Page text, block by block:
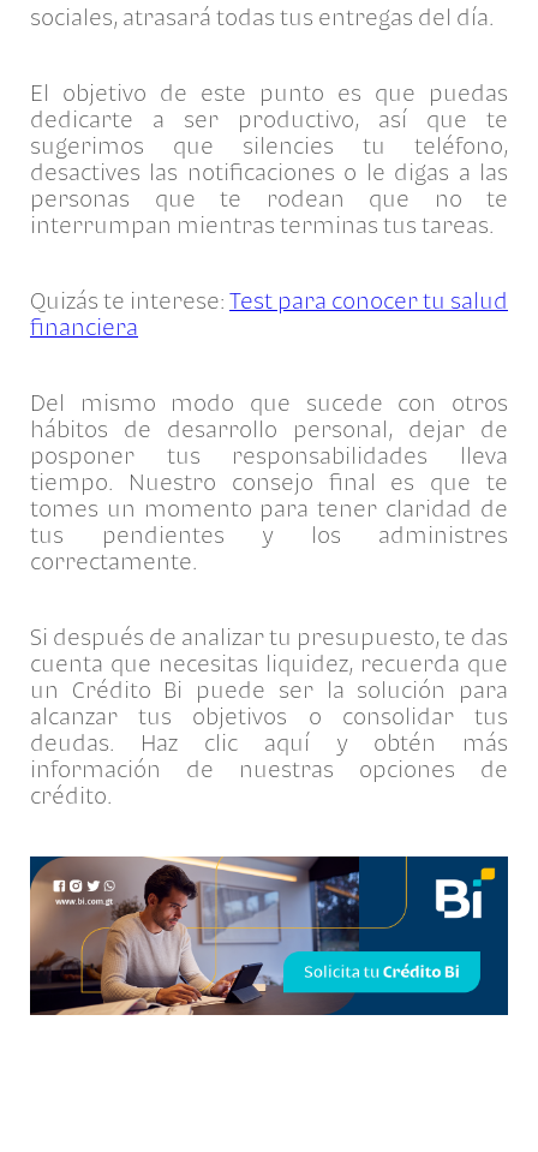
sociales, atrasará todas tus entregas del día.
El objetivo de este punto es que puedas
dedicarte a ser productivo, así que te
sugerimos que silencies tu teléfono,
desactives las notificaciones o le digas a las
personas que te rodean que no te
interrumpan mientras terminas tus tareas.
Quizás te interese: Test para conocer tu salud
financiera
Del mismo modo que sucede con otros
hábitos de desarrollo personal, dejar de
posponer tus responsabilidades lleva
tiempo. Nuestro consejo final es que te
tomes un momento para tener claridad de
tus pendientes y los administres
correctamente.
Si después de analizar tu presupuesto, te das
cuenta que necesitas liquidez, recuerda que
un Crédito Bi puede ser la solución para
alcanzar tus objetivos o consolidar tus
deudas. Haz clic aquí y obtén más
información de nuestras opciones de
crédito.